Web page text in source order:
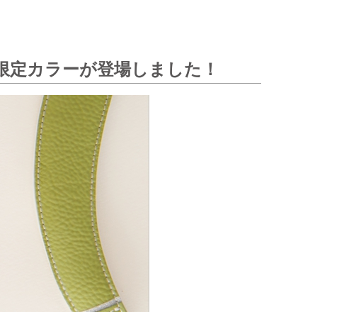
カラーが登場しました！